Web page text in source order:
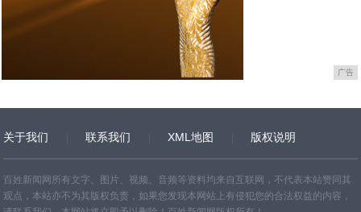
广告
关于我们 联系我们 XML地图 版权说明
网站地图 TXT
百姓新闻网所有文字、图片、视频、音频等资料均来自互联网，不代表本站赞同其
观点，本站亦不为其版权负责，如果您发现本网站上有侵犯您的合法权益的内容，